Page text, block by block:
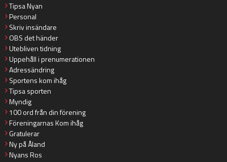
Tipsa Nyan
Personal
Skriv insändare
OBS det händer
Utebliven tidning
Uppehåll i prenumerationen
Adressändring
Sportens kom ihåg
Tipsa sporten
Myndig
100 ord från din förening
Föreningarnas Kom ihåg
Gratulerar
Ny på Åland
Nyans Ros